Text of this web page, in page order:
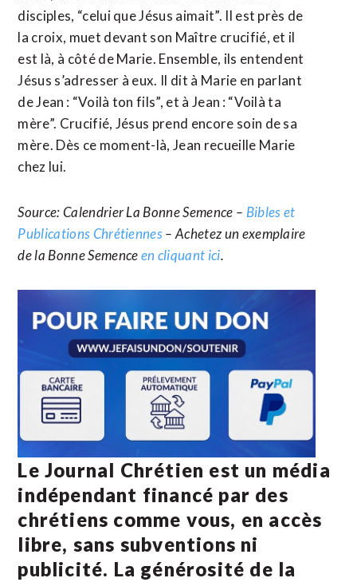
disciples, “celui que Jésus aimait”. Il est près de
la croix, muet devant son Maître crucifié, et il
est là, à côté de Marie. Ensemble, ils entendent
Jésus s’adresser à eux. Il dit à Marie en parlant
de Jean : “Voilà ton fils”, et à Jean : “Voilà ta
mère”. Crucifié, Jésus prend encore soin de sa
mère. Dès ce moment-là, Jean recueille Marie
chez lui.
Source: Calendrier La Bonne Semence – Bibles et
Publications Chrétiennes– Achetez un exemplaire
de la Bonne Semenceen cliquant ici.
Le Journal Chrétien est un média
indépendant financé par des
chrétiens comme vous, en accès
libre, sans subventions ni
publicité. La générosité de la